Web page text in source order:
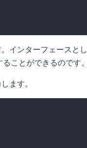
インターフェースとし
ことができるのです。
ます。